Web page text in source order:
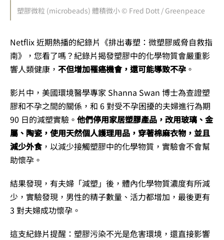
塑膠微粒 (microbeads) 體積微小 © Fred Dott / Greenpeace
Netflix 近期熱播的紀錄片《排出毒塑：微塑膠威脅自救指
南》，您看了嗎？紀錄片揭發塑膠中的化學物質會嚴重影
響人類健康， 不但增加罹癌機會，還可能導致不孕 。
影片中，美國環境醫學專家 Shanna Swan 博士為查證塑
膠和不孕之間的關係，和 6 對受不孕困擾的夫婦進行為期
90 日的減塑實驗。 他們停用家居塑膠產品，改用玻璃、金
屬、陶瓷，使用天然個人護理用品，穿著棉麻衣物，並且
減少外食，以減少接觸塑膠中的化學物質，實驗會不會幫
助懷孕。
結果發現，有夫婦「減塑」後，體內化學物質濃度有所減
少，實驗發現，男性的精子數量、活力都增加，最後更有
3 對夫婦成功懷孕。
這支紀錄片提醒：塑膠污染不光是危害環境，還直接影響